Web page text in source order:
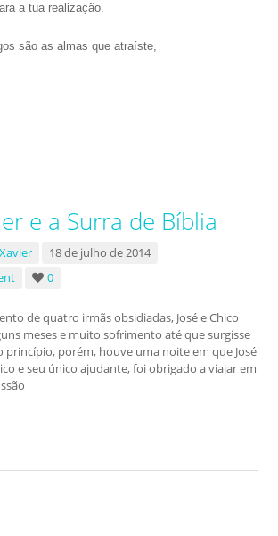
a tua realização.
são as almas que atraíste,
e a Surra de Bíblia
18 de julho de 2014
0
de quatro irmãs obsidiadas, José e Chico
meses e muito sofrimento até que surgisse
princípio, porém, houve uma noite em que José
e seu único ajudante, foi obrigado a viajar em